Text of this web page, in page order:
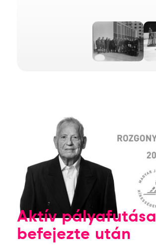
Aktív pályafutása
befejezte után